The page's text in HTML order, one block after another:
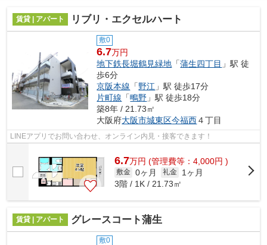
賃貸 | アパート リブリ・エクセルハート
敷0
6.7万円
地下鉄長堀鶴見緑地 「蒲生四丁目 」駅 徒
歩6分
京阪本線 「野江 」駅 徒歩17分
片町線 「鴫野 」駅 徒歩18分
築8年 / 21.73㎡
大阪府大阪市城東区今福西４丁目
LINEアプリでお問い合わせ、オンライン内見・接客できます！
6.7万円 (管理費等：4,000円 )
敷金 0ヶ月 礼金
1ヶ月
3階 / 1K / 21.73㎡
賃貸 | アパート グレースコート蒲生
敷0